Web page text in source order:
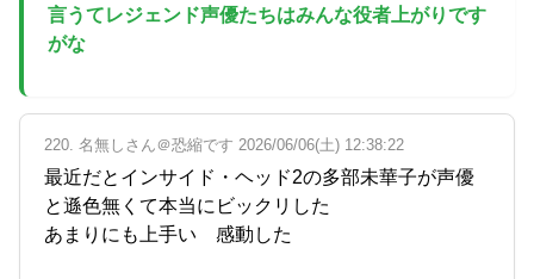
言うてレジェンド声優たちはみんな役者上がりです
がな
220. 名無しさん＠恐縮です 2026/06/06(土) 12:38:22
最近だとインサイド・ヘッド2の多部未華子が声優
と遜色無くて本当にビックリした
あまりにも上手い 感動した